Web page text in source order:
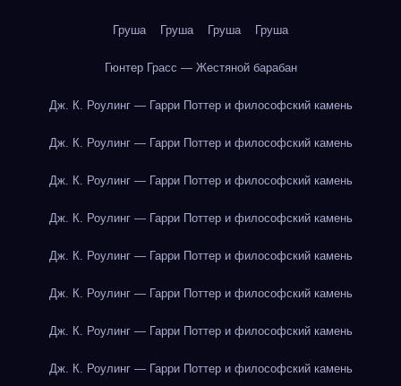
Груша Груша Груша Груша
Гюнтер Грасс — Жестяной барабан
Дж. К. Роулинг — Гарри Поттер и философский камень
Дж. К. Роулинг — Гарри Поттер и философский камень
Дж. К. Роулинг — Гарри Поттер и философский камень
Дж. К. Роулинг — Гарри Поттер и философский камень
Дж. К. Роулинг — Гарри Поттер и философский камень
Дж. К. Роулинг — Гарри Поттер и философский камень
Дж. К. Роулинг — Гарри Поттер и философский камень
Дж. К. Роулинг — Гарри Поттер и философский камень